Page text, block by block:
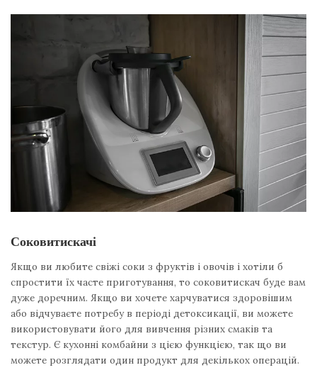
Соковитискачі
Якщо ви любите свіжі соки з фруктів і овочів і хотіли б
спростити їх часте приготування, то соковитискач буде вам
дуже доречним. Якщо ви хочете харчуватися здоровішим
або відчуваєте потребу в періоді детоксикації, ви можете
використовувати його для вивчення різних смаків та
текстур. Є кухонні комбайни з цією функцією, так що ви
можете розглядати один продукт для декількох операцій.